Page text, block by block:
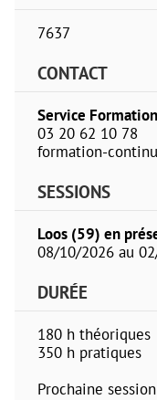
7637
CONTACT
Service
03 20 62 10 78
formation-
SESSIONS
Loos (59) en
08/10/2026 au
DURÉE
180 h théoriques
350 h pratiques
Prochaine